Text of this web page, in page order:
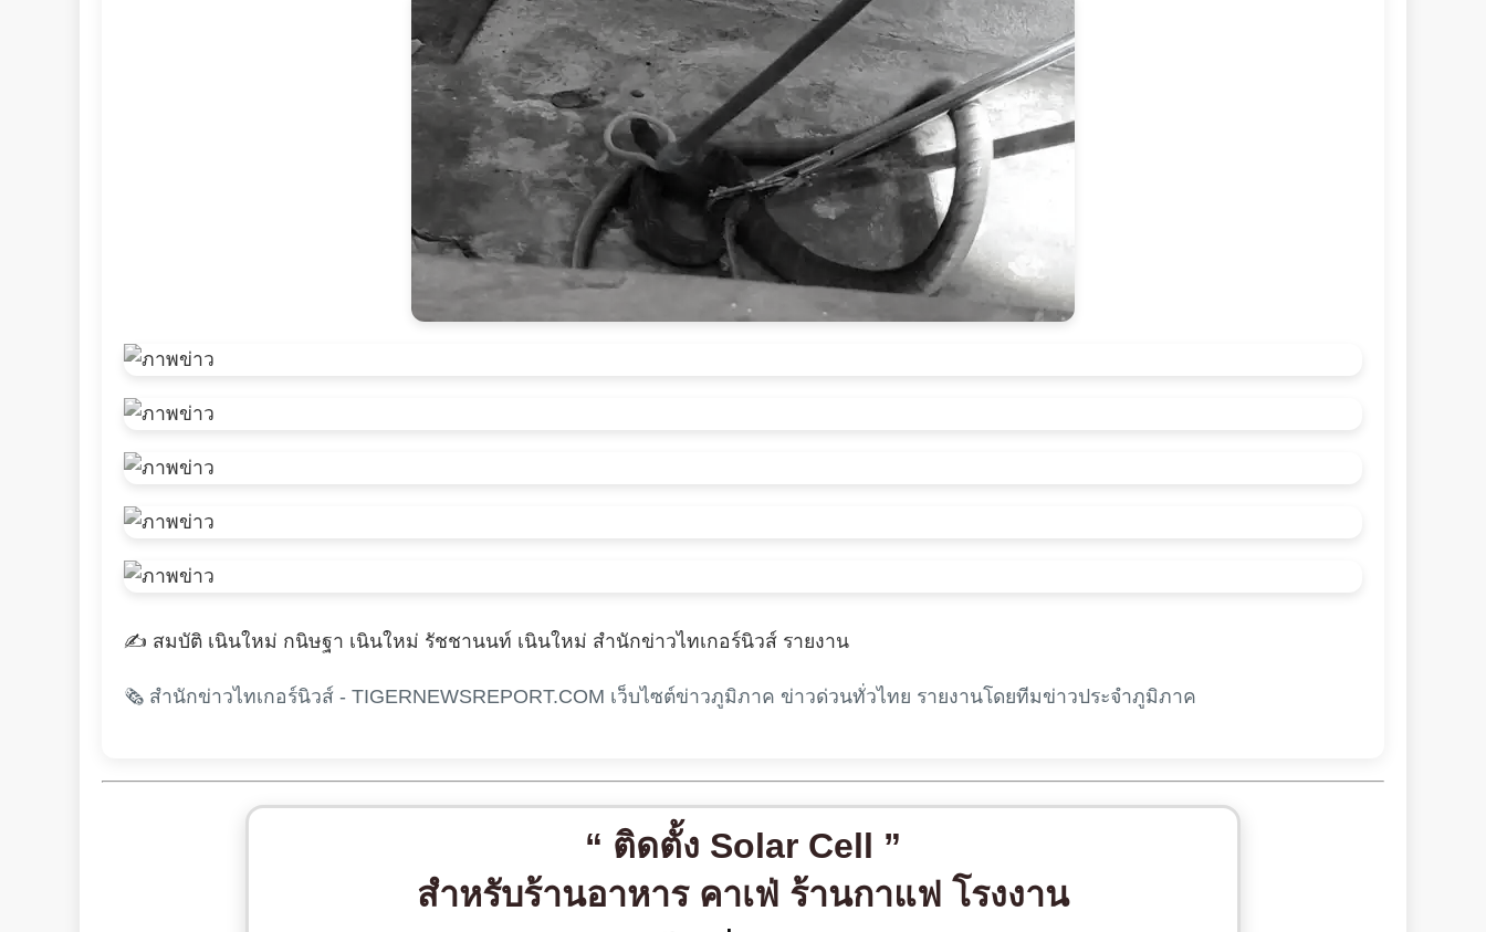
✍️ สมบัติ เนินใหม่ กนิษฐา เนินใหม่ รัชชานนท์ เนินใหม่ สำนักข่าวไทเกอร์นิวส์ รายงาน
🗞️ สำนักข่าวไทเกอร์นิวส์ - TIGERNEWSREPORT.COM เว็บไซต์ข่าวภูมิภาค ข่าวด่วนทั่วไทย รายงานโดยทีมข่าวประจำภูมิภาค
“ ติดตั้ง Solar Cell ”
สำหรับร้านอาหาร คาเฟ่ ร้านกาแฟ โรงงาน